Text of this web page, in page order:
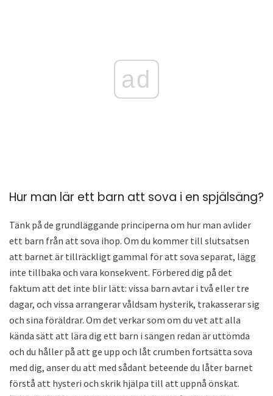
ad
Hur man lär ett barn att sova i en spjälsäng?
Tänk på de grundläggande principerna om hur man avlider
ett barn från att sova ihop. Om du kommer till slutsatsen
att barnet är tillräckligt gammal för att sova separat, lägg
inte tillbaka och vara konsekvent. Förbered dig på det
faktum att det inte blir lätt: vissa barn avtar i två eller tre
dagar, och vissa arrangerar våldsam hysterik, trakasserar sig
och sina föräldrar. Om det verkar som om du vet att alla
kända sätt att lära dig ett barn i sängen redan är uttömda
och du håller på att ge upp och låt crumben fortsätta sova
med dig, anser du att med sådant beteende du låter barnet
förstå att hysteri och skrik hjälpa till att uppnå önskat.